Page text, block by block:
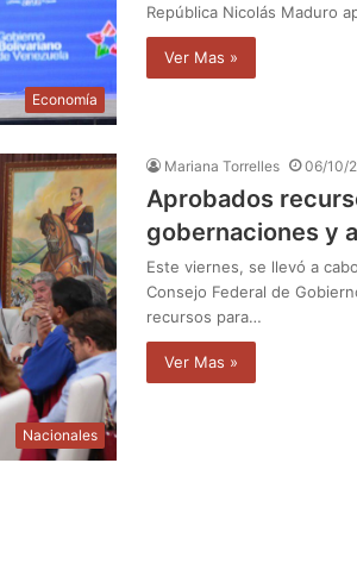
Economía
República Nicolás Maduro
Ver Mas »
Nacionales
Mariana Torrelles 06/10/
Aprobados
gobernaciones y
Este viernes, se llevó a
Consejo Federal de
recursos para…
Ver Mas »